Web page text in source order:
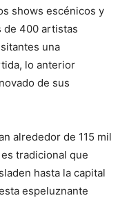
shows escénicos y
de 400 artistas
una
lo anterior
de sus
alrededor de 115 mil
tradicional que
hasta la capital
espeluznante